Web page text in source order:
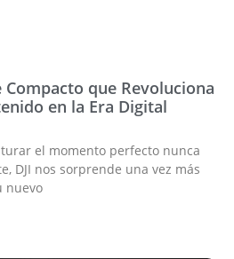
Compacto que Revoluciona
en la Era Digital
el momento perfecto nunca
DJI nos sorprende una vez más
nuevo